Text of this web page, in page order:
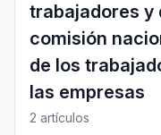
trabajadores y
comisión
de los
las empresas
2 artículos